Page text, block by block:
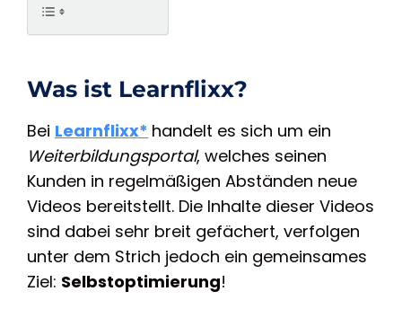
Was ist Learnflixx?
Bei Learnflixx* handelt es sich um ein
Weiterbildungsportal, welches seinen
Kunden in regelmäßigen Abständen neue
Videos bereitstellt. Die Inhalte dieser Videos
sind dabei sehr breit gefächert, verfolgen
unter dem Strich jedoch ein gemeinsames
Ziel: Selbstoptimierung!